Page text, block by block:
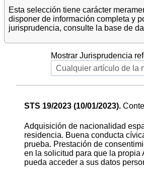
Esta selección tiene carácter
disponer de información completa y
jurisprudencia, consulte la base de
Mostrar Jurisprudencia
STS 19/2023 (10/01/2023).
Adquisición de nacionalidad
residencia. Buena conducta
prueba. Prestación de
en la solicitud para que la propia
pueda acceder a sus datos